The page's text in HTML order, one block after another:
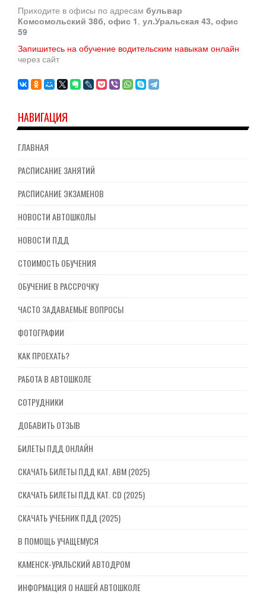
Приходите в офисы по адресам бульвар
Комсомольский 38б, офис 1, ул.Уральская 43, офис
59
Запишитесь на обучение водительским навыкам онлайн
через сайт
НАВИГАЦИЯ
ГЛАВНАЯ
РАСПИСАНИЕ ЗАНЯТИЙ
РАСПИСАНИЕ ЭКЗАМЕНОВ
НОВОСТИ АВТОШКОЛЫ
НОВОСТИ ПДД
СТОИМОСТЬ ОБУЧЕНИЯ
ОБУЧЕНИЕ В РАССРОЧКУ
ЧАСТО ЗАДАВАЕМЫЕ ВОПРОСЫ
ФОТОГРАФИИ
КАК ПРОЕХАТЬ?
РАБОТА В АВТОШКОЛЕ
СОТРУДНИКИ
ДОБАВИТЬ ОТЗЫВ
БИЛЕТЫ ПДД ОНЛАЙН
СКАЧАТЬ БИЛЕТЫ ПДД КАТ. ABM (2025)
СКАЧАТЬ БИЛЕТЫ ПДД КАТ. CD (2025)
СКАЧАТЬ УЧЕБНИК ПДД (2025)
В ПОМОЩЬ УЧАЩЕМУСЯ
КАМЕНСК-УРАЛЬСКИЙ АВТОДРОМ
ИНФОРМАЦИЯ О НАШЕЙ АВТОШКОЛЕ